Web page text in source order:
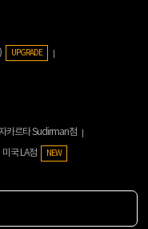
UPGRADE
카르타 Sudirman점
미국 LA점 NEW